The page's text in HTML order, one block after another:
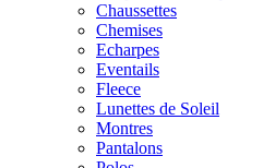
Chaussettes
Chemises
Echarpes
Eventails
Fleece
Lunettes de Soleil
Montres
Pantalons